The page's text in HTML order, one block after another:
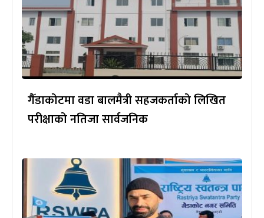
गैँडाकोटमा वडा बालमैत्री सहजकर्ताको लिखित
परीक्षाको नतिजा सार्वजनिक